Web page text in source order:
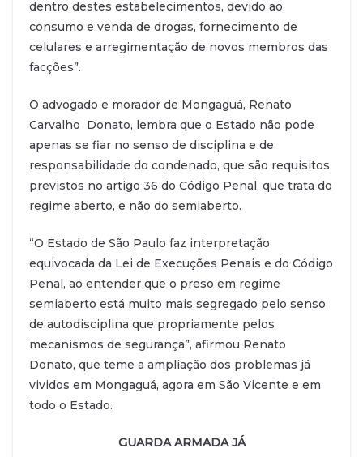
dentro destes estabelecimentos, devido ao
consumo e venda de drogas, fornecimento de
celulares e arregimentação de novos membros das
facções”.
O advogado e morador de Mongaguá, Renato
Carvalho Donato, lembra que o Estado não pode
apenas se fiar no senso de disciplina e de
responsabilidade do condenado, que são requisitos
previstos no artigo 36 do Código Penal, que trata do
regime aberto, e não do semiaberto.
“O Estado de São Paulo faz interpretação
equivocada da Lei de Execuções Penais e do Código
Penal, ao entender que o preso em regime
semiaberto está muito mais segregado pelo senso
de autodisciplina que propriamente pelos
mecanismos de segurança”, afirmou Renato
Donato, que teme a ampliação dos problemas já
vividos em Mongaguá, agora em São Vicente e em
todo o Estado.
GUARDA ARMADA JÁ